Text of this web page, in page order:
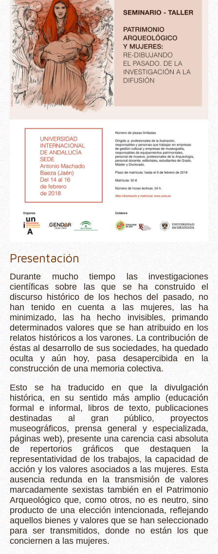
Presentación
Durante mucho tiempo las investigaciones
científicas sobre las que se ha construido el
discurso histórico de los hechos del pasado, no
han tenido en cuenta a las mujeres, las ha
minimizado, las ha hecho invisibles, primando
determinados valores que se han atribuido en los
relatos históricos a los varones. La contribución de
éstas al desarrollo de sus sociedades, ha quedado
oculta y aún hoy, pasa desapercibida en la
construcción de una memoria colectiva.
Esto se ha traducido en que la divulgación
histórica, en su sentido más amplio (educación
formal e informal, libros de texto, publicaciones
destinadas al gran público, proyectos
museográficos, prensa general y especializada,
páginas web), presente una carencia casi absoluta
de repertorios gráficos que destaquen la
representatividad de los trabajos, la capacidad de
acción y los valores asociados a las mujeres. Esta
ausencia redunda en la transmisión de valores
marcadamente sexistas también en el Patrimonio
Arqueológico que, como otros, no es neutro, sino
producto de una elección intencionada, reflejando
aquellos bienes y valores que se han seleccionado
para ser transmitidos, donde no están los que
conciernen a las mujeres.